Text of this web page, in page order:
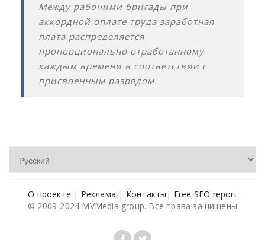
Между рабочими бригады при
аккордной оплате труда заработная
плата распределяется
пропорционально отработанному
каждым времени в соответствии с
присвоенным разрядом.
О проекте | Реклама | Контакты | Free SEO report
© 2009-2024 MVMedia group. Все права защищены